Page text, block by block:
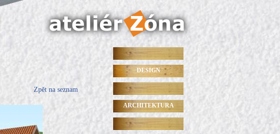
Zpět na seznam
DESIGN
ARCHITEKTURA